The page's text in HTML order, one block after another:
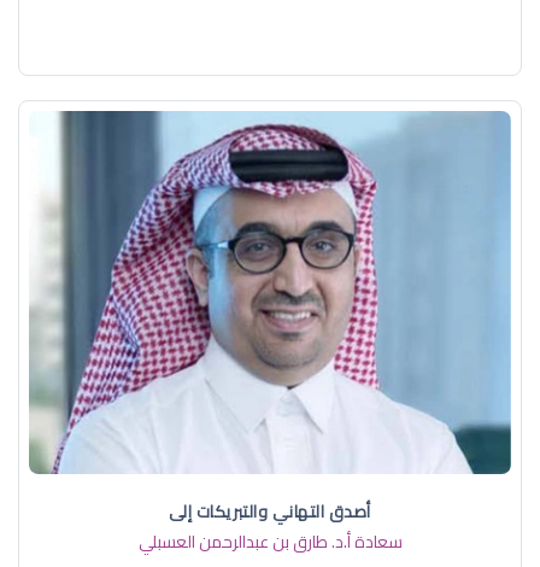
أصدق التهاني والتبريكات إلى
سعادة أ.د. ​طارق بن عبدالرحمن العسبلي